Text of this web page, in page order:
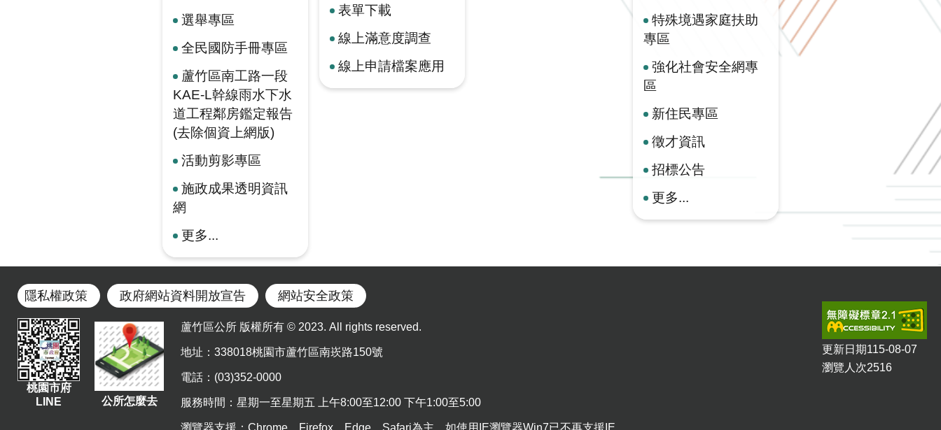
選舉專區
全民國防手冊專區
蘆竹區南工路一段
KAE-L幹線雨水下水
道工程鄰房鑑定報告
(去除個資上網版)
活動剪影專區
施政成果透明資訊
網
更多...
表單下載
線上滿意度調查
線上申請檔案應用
特殊境遇家庭扶助
專區
強化社會安全網專
區
新住民專區
徵才資訊
招標公告
更多...
隱私權政策 政府網站資料開放宣告 網站安全政策
桃園市府
LINE
公所怎麼去
蘆竹區公所 版權所有 © 2023. All rights reserved.
地址 ：338018桃園市蘆竹區南崁路150號
電話：(03)352-0000
服務時間：星期一至星期五 上午8:00至12:00 下午1:00至5:00
瀏覽器支援：Chrome、Firefox、Edge、Safari為主，如使用IE瀏覽器Win7已不再支援IE，
更新日期115-08-07
瀏覽人次2516